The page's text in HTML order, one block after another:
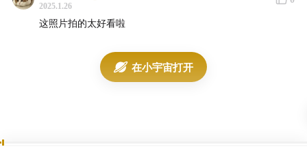
声明：由于本期录制时头头和秦老师设备选择错误，全程
收音很弱，麻烦各位稍稍提高音量，多多包涵
上半期，秦老师总体介绍了她的性价比之旅的规划，三千
元内解决关东到关西机酒住宿，特种兵文化之旅的行程安
2025.1.26
这照片拍的太好看啦
在小宇宙打开